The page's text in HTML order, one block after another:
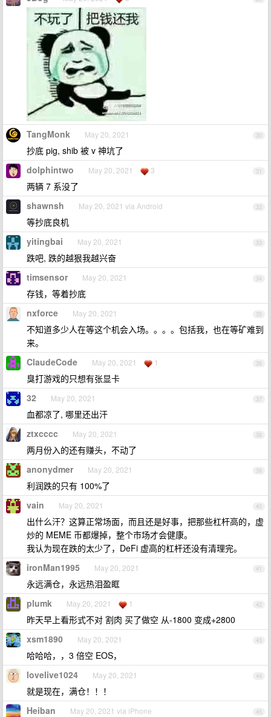
30
TangMonk May 20, 2021
抄底 pig, shib 被 v 神坑了
31
dolphintwo May 20, 2021 3
两辆 7 系没了
32
shawnsh May 20, 2021 via Android
等抄底良机
33
yitingbai May 20, 2021
跌吧, 跌的越狠我越兴奋
34
timsensor May 20, 2021
存钱，等着抄底
35
nxforce May 20, 2021
不知道多少人在等这个机会入场。。。。包括我，也在等矿难到
来。
36
ClaudeCode May 20, 2021 1
臭打游戏的只想有张显卡
37
32 May 20, 2021
血都凉了, 哪里还出汗
38
ztxcccc May 20, 2021
两月份入的还有赚头，不动了
39
anonydmer May 20, 2021
利润跌的只有 100%了
40
vain May 20, 2021
出什么汗？这算正常场面，而且还是好事，把那些杠杆高的，虚
炒的 MEME 币都爆掉，整个市场才会健康。
我认为现在跌的太少了，DeFi 虚高的杠杆还没有清理完。
41
ironMan1995 May 20, 2021
永远满仓，永远热泪盈眶
42
plumk May 20, 2021 1
昨天早上看形式不对 割肉 买了做空 从-1800 变成+2800
43
xsm1890 May 20, 2021
哈哈哈，，3 倍空 EOS，
44
lovelive1024 May 20, 2021
就是现在，满仓！！！
45
Heiban May 20, 2021 via iPhone